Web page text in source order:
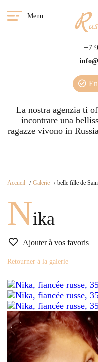
Menu
+7
La nostra agenzia ti
incontrare una
ragazze vivono in
Accueil Galerie belle fille de
Nika
Ajouter à vos favoris
Retourner à la galerie